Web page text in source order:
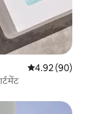
औसत रेटिंग 5 में
4.92 (90)